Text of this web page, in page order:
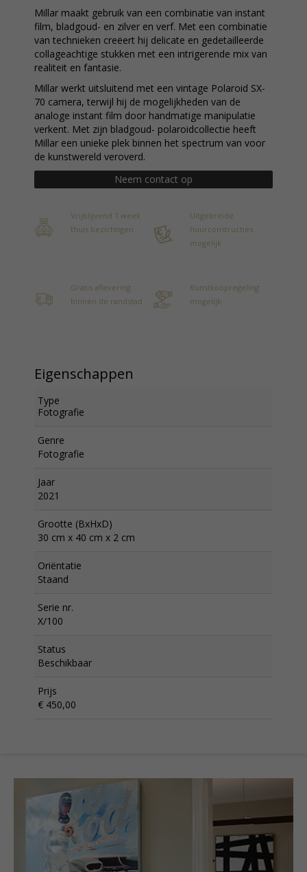
Millar maakt gebruik van een combinatie van instant
film, bladgoud- en zilver en verf. Met een combinatie
van technieken creëert hij delicate en gedetailleerde
collageachtige stukken met een intrigerende mix van
realiteit en fantasie.
Millar werkt uitsluitend met een vintage Polaroid SX-
70 camera, terwijl hij de mogelijkheden van de
analoge instant film door handmatige manipulatie
verkent. Met zijn bladgoud- polaroidcollectie heeft
Millar een unieke plek binnen het spectrum van voor
de kunstwereld veroverd.
Neem contact op
Vrijblijvend 1 week
thuis bezichtigen
Uitgebreide
huurconstructies
mogelijk
Gratis aflevering
binnen de randstad
Kunstkoopregeling
mogelijk
Eigenschappen
Type
Fotografie
Genre
Fotografie
Jaar
2021
Grootte (BxHxD)
30 cm x 40 cm x 2 cm
Oriëntatie
Staand
Serie nr.
X/100
Status
Beschikbaar
Prijs
€ 450,00